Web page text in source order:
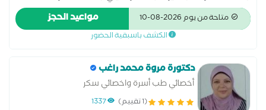
بكالوريوس الطب القصر العيني جامعه القاهره استشاري طب الأسرة
لمتابعه حالات الباطنه والأطفال خدمات العياده: -متابعة الوزن وعلاج
حالات سوء التغذية -متابعه وعلاج حالات الانيميا -متابعه وعلاج
الحساسية الصدرية -الاكتشاف المبكر للأمراض والاورام -متابعه
الأمراض المزمنة مثل الضغط ،السكر،القولون
متاحة من يوم 2026-08-10 مواعيد الحجز
الكشف باسبقية الحضور
دكتورة مروة محمد راغب
أخصائي طب أسرة واخصائي سكر
(1 تقييم) 1337